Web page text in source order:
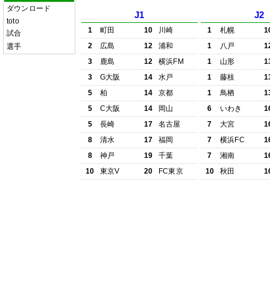
ダウンロード
toto
試合
選手
J1
1 町田 10
川崎
2
広島 12
浦和
3
鹿島 12
横浜FM
3
G大阪 14
水戸
5
柏 14
京都
5
C大阪 14
岡山
5
長崎 17
名古屋
8
清水 17
福岡
8
神戸 19
千葉
10
東京V 20 FC東京
J2
1 札幌
1
八戸
1
山形
1
藤枝
1
鳥栖
6
いわき
7
大宮
7
横浜FC
7
湘南
10
秋田